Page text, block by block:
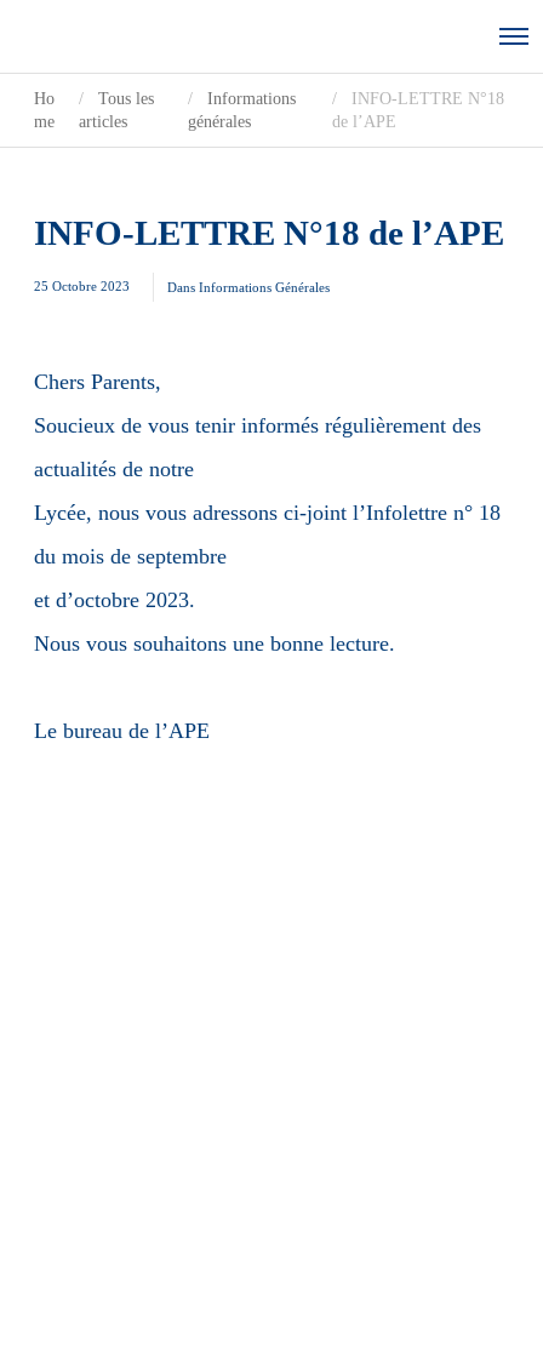
Ho
me
Tous les
articles
Informations
générales
INFO-LETTRE N°18
de l’APE
INFO-LETTRE N°18 de l’APE
25 Octobre 2023 Dans Informations Générales
Chers Parents,
Soucieux de vous tenir informés régulièrement des
actualités de notre
Lycée, nous vous adressons ci-joint l’Infolettre n° 18
du mois de septembre
et d’octobre 2023.
Nous vous souhaitons une bonne lecture.
Le bureau de l’APE